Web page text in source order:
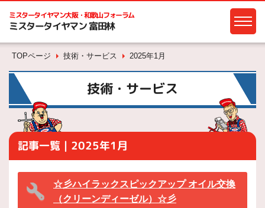
ミスタータイヤマン大阪・和歌山フォーラム
ミスタータイヤマン 富田林
TOPページ 技術・サービス 2025年1月
技術・サービス
記事一覧｜2025年1月
☆彡ハイラックスピックアップ オイル交換
（クリーンディーゼル）☆彡